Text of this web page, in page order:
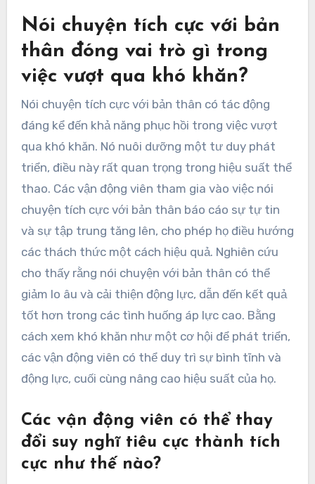
Nói chuyện tích cực với bản
thân đóng vai trò gì trong
việc vượt qua khó khăn?
Nói chuyện tích cực với bản thân có tác động
đáng kể đến khả năng phục hồi trong việc vượt
qua khó khăn. Nó nuôi dưỡng một tư duy phát
triển, điều này rất quan trọng trong hiệu suất thể
thao. Các vận động viên tham gia vào việc nói
chuyện tích cực với bản thân báo cáo sự tự tin
và sự tập trung tăng lên, cho phép họ điều hướng
các thách thức một cách hiệu quả. Nghiên cứu
cho thấy rằng nói chuyện với bản thân có thể
giảm lo âu và cải thiện động lực, dẫn đến kết quả
tốt hơn trong các tình huống áp lực cao. Bằng
cách xem khó khăn như một cơ hội để phát triển,
các vận động viên có thể duy trì sự bình tĩnh và
động lực, cuối cùng nâng cao hiệu suất của họ.
Các vận động viên có thể thay
đổi suy nghĩ tiêu cực thành tích
cực như thế nào?